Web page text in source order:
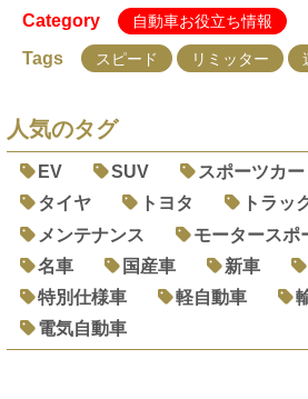
Category 自動車お役立ち情報
Tags スピード リミッター
人気のタグ
EV SUV スポーツカー
タイヤ
トヨタ トラッ
メンテナンス
モータースポ
名車
国産車 新車
特別仕様車
軽自動車
電気自動車